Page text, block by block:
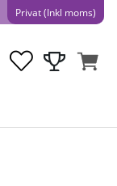
Privat (Inkl moms)